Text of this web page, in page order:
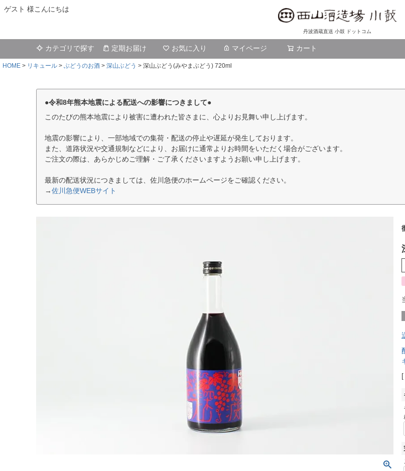
ゲスト 様こんにちは
丹波酒蔵直送 小鼓 ドットコム
カテゴリで探す 定期お届け お気に入り マイページ カート
HOME リキュール ぶどうのお酒 深山ぶどう 深山ぶどう(みやまぶどう) 720ml
●令和8年熊本地震による配送への影響につきまして●
このたびの熊本地震により被害に遭われた皆さまに、心よりお見舞い申し上げます。
地震の影響により、一部地域での集荷・配送の停止や遅延が発生しております。
また、道路状況や交通規制などにより、お届けに通常よりお時間をいただく場合がございます。
ご注文の際は、あらかじめご理解・ご了承くださいますようお願い申し上げます。
最新の配送状況につきましては、佐川急便のホームページをご確認ください。
→佐川急便WEBサイト